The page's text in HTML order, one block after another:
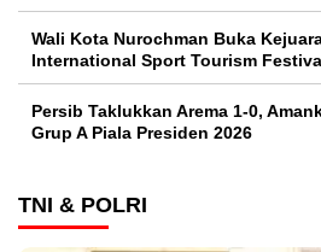
Wali Kota Nurochman Buka
International Sport Tourism
Persib Taklukkan Arema 1-0,
Grup A Piala Presiden 2026
TNI & POLRI